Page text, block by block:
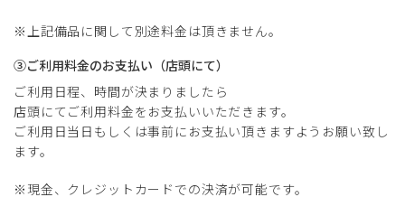
※上記備品に関して別途料金は頂きません。
③ご利用料金のお支払い（店頭にて）
ご利用日程、時間が決まりましたら
店頭にてご利用料金をお支払いいただきます。
ご利用日当日もしくは事前にお支払い頂きますようお願い致し
ます。
※現金、クレジットカードでの決済が可能です。